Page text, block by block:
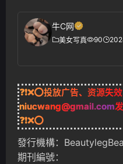
牛C网
美女写真 90
❓❗❌⭕投放广告、资源失
niucwang@gmail.com
❓❗❌⭕
發行機構：
期刊編號：